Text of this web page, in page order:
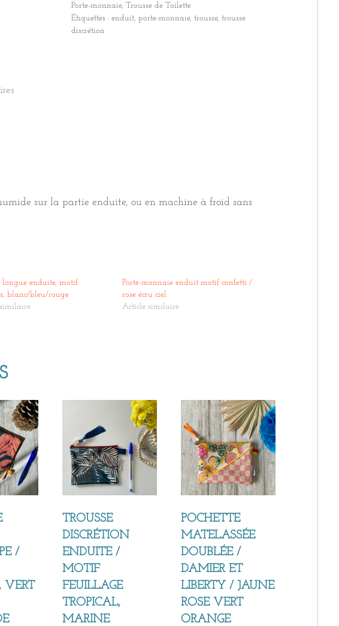
Porte-monnaie, Trousse de Toilette
Étiquettes : enduit, porte-monnaie, trousse, trousse
discrétion
sur la partie enduite, ou en machine à froid sans
longue enduite, motif
blanc/bleu/rouge
Porte-monnaie enduit motif confetti /
rose écru ciel
Article similaire
/
VERT
TROUSSE
DISCRÉTION
ENDUITE /
MOTIF
FEUILLAGE
TROPICAL,
MARINE
POCHETTE
MATELASSÉE
DOUBLÉE /
DAMIER ET
LIBERTY / JAUNE
ROSE VERT
ORANGE